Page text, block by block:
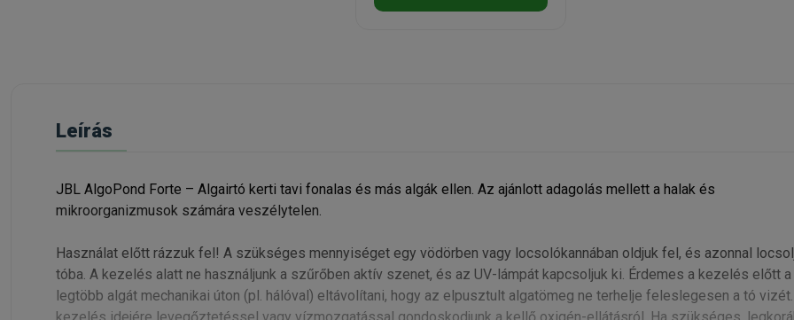
Leírás
JBL AlgoPond Forte – Algairtó kerti tavi fonalas és más algák ellen. Az ajánlott adagolás mellett a halak és
mikroorganizmusok számára veszélytelen.
Használat előtt rázzuk fel! A szükséges mennyiséget egy vödörben vagy locsolókannában oldjuk fel, és azonnal
tóba. A kezelés alatt ne használjunk a szűrőben aktív szenet, és az UV-lámpát kapcsoljuk ki. Érdemes a kezelés előtt
legtöbb algát mechanikai úton (pl. hálóval) eltávolítani, hogy az elpusztult algatömeg ne terhelje feleslegesen a tó